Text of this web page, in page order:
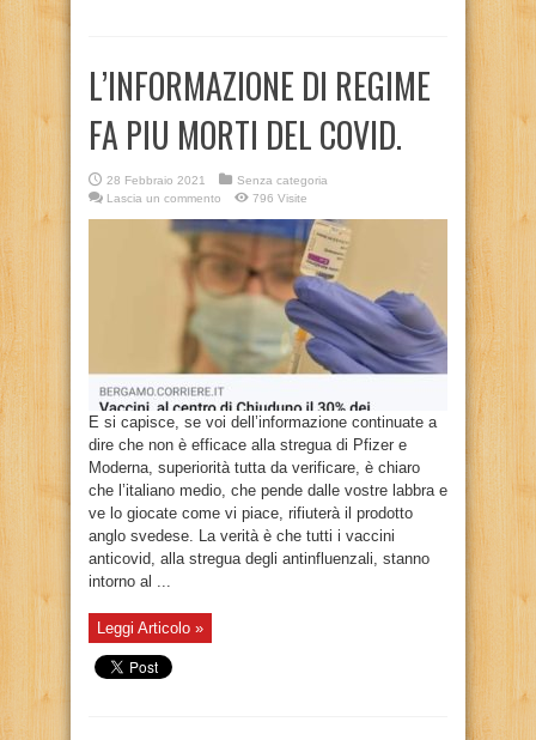
L’INFORMAZIONE DI REGIME
FA PIU MORTI DEL COVID.
28 Febbraio 2021
Senza categoria
Lascia un commento
796 Visite
E si capisce, se voi dell’informazione continuate a
dire che non è efficace alla stregua di Pfizer e
Moderna, superiorità tutta da verificare, è chiaro
che l’italiano medio, che pende dalle vostre labbra e
ve lo giocate come vi piace, rifiuterà il prodotto
anglo svedese. La verità è che tutti i vaccini
anticovid, alla stregua degli antinfluenzali, stanno
intorno al ...
Leggi Articolo »